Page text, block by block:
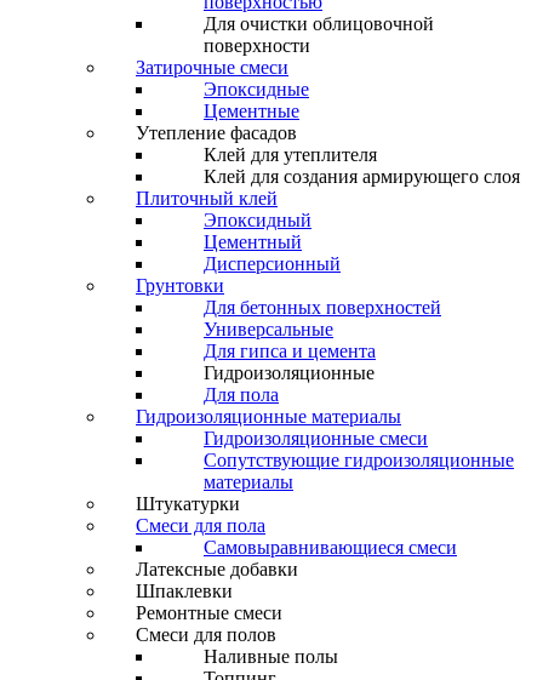
Для очистки облицовочной
поверхности
Затирочные смеси
Эпоксидные
Цементные
Утепление фасадов
Клей для утеплителя
Клей для создания армирующего слоя
Плиточный клей
Эпоксидный
Цементный
Дисперсионный
Грунтовки
Для бетонных поверхностей
Универсальные
Для гипса и цемента
Гидроизоляционные
Для пола
Гидроизоляционные материалы
Гидроизоляционные смеси
Сопутствующие гидроизоляционные
материалы
Штукатурки
Смеси для пола
Самовыравнивающиеся смеси
Латексные добавки
Шпаклевки
Ремонтные смеси
Смеси для полов
Наливные полы